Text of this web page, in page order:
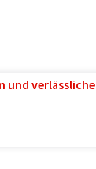
und verlässliche